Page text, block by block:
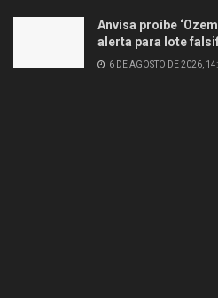
Anvisa proíbe
alerta para lote
6 DE AGOSTO DE 2026,